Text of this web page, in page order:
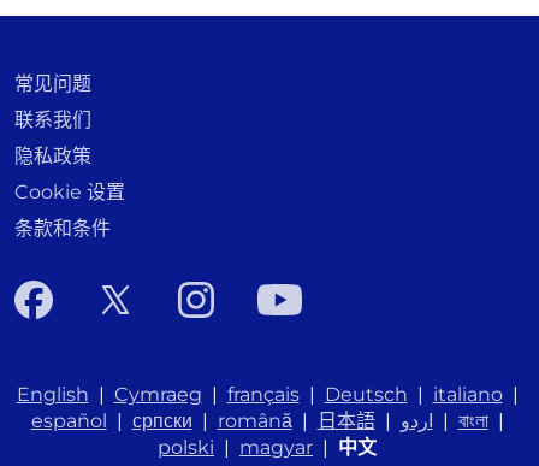
常见问题
联系我们
隐私政策
Cookie 设置
条款和条件
English | Cymraeg | français| Deutsch | italiano|
español | српски | română| 日本語| اردو | বাংলা|
polski | magyar | 中文